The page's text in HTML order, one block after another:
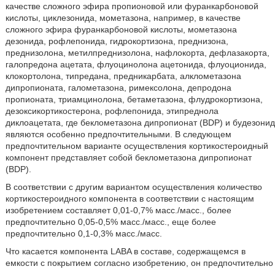
качестве сложного эфира пропионовой или фуранкарбоновой
кислоты, циклезонида, мометазона, например, в качестве
сложного эфира фуранкарбоновой кислоты, мометазона
дезонида, рофлепонида, гидрокортизона, преднизона,
преднизолона, метилпреднизолона, нафлокорта, дефлазакорта,
галопредона ацетата, флуоцинолона ацетонида, флуоционида,
клокортолона, типредана, предникарбата, алклометазона
дипропионата, галометазона, римексолона, депродона
пропионата, триамцинолона, бетаметазона, флудрокортизона,
дезоксикортикостерона, рофлепонида, этипреднола
диклоацетата, где беклометазона дипропионат (BDP) и будезонид
являются особенно предпочтительными. В следующем
предпочтительном варианте осуществления кортикостероидный
компонент представляет собой беклометазона дипропионат
(BDP).
В соответствии с другим вариантом осуществления количество
кортикостероидного компонента в соответствии с настоящим
изобретением составляет 0,01-0,7% масс./масс., более
предпочтительно 0,05-0,5% масс./масс., еще более
предпочтительно 0,1-0,3% масс./масс.
Что касается компонента LABA в составе, содержащемся в
емкости с покрытием согласно изобретению, он предпочтительно